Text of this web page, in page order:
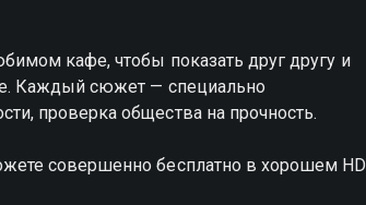
кафе, чтобы показать друг другу и
Каждый сюжет — специально
проверка общества на прочность.
совершенно бесплатно в хорошем HD